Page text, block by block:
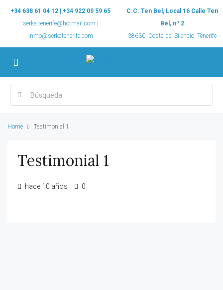
+34 638 61 04 12 | +34 922 09 59 65
serka.tenerife@hotmail.com |
inmo@serkatenerife.com
C.C. Ten Bel, Local 16 Calle Ten
Bel, nº 2
38630, Costa del Silencio, Tenerife
Home Testimonial 1
Testimonial 1
hace 10 años 0